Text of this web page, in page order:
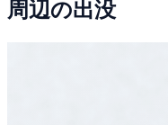
周辺の出没